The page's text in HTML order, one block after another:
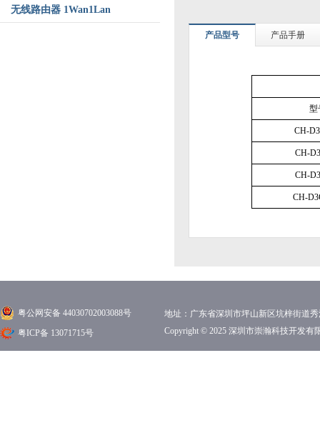
无线路由器 1Wan1Lan
产品型号 产品手册
型
CH-
CH-
CH-
CH-
粤公网安备 44030702003088号
粤ICP备 13071715号
地址：广东省深圳市坪山新区坑梓街道
Copyright © 2025 深圳市崇瀚科技开发有